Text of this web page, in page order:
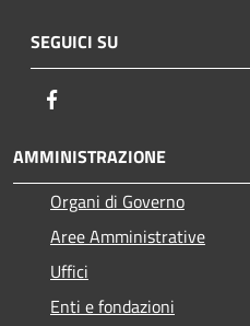
SEGUICI SU
AMMINISTRAZIONE
Organi di Governo
Aree Amministrative
Uffici
Enti e fondazioni